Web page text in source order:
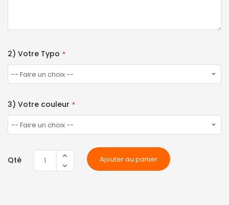
2) Votre Typo
3) Votre couleur
Qté Ajouter au panier